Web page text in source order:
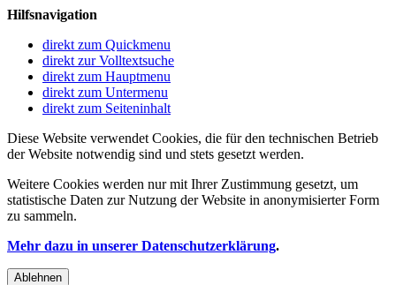
Hilfsnavigation
direkt zum Quickmenu
direkt zur Volltextsuche
direkt zum Hauptmenu
direkt zum Untermenu
direkt zum Seiteninhalt
Diese Website verwendet Cookies, die für den technischen Betrieb
der Website notwendig sind und stets gesetzt werden.
Weitere Cookies werden nur mit Ihrer Zustimmung gesetzt, um
statistische Daten zur Nutzung der Website in anonymisierter Form
zu sammeln.
Mehr dazu in unserer Datenschutzerklärung.
Ablehnen